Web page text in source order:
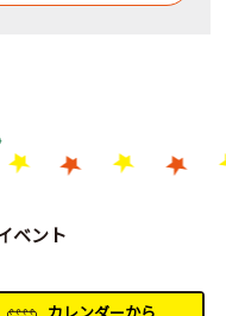
ベント